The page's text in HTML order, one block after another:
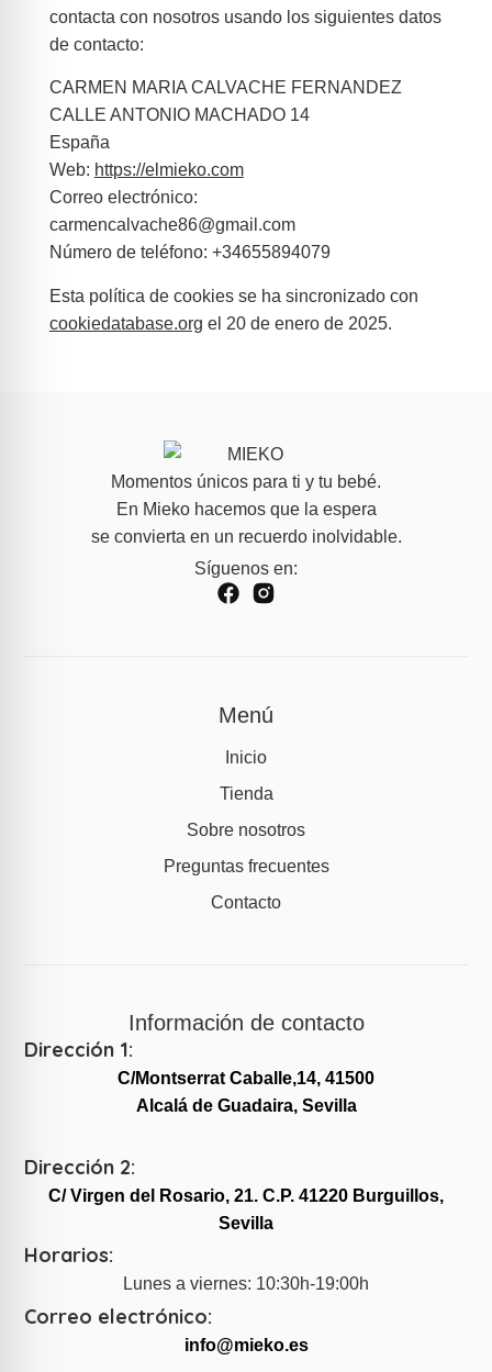
contacta con nosotros usando los siguientes datos
de contacto:
CARMEN MARIA CALVACHE FERNANDEZ
CALLE ANTONIO MACHADO 14
España
Web: https://elmieko.com
Correo electrónico:
carmencalvache86@gmail.com
Número de teléfono: +34655894079
Esta política de cookies se ha sincronizado con
cookiedatabase.org el 20 de enero de 2025.
Momentos únicos para ti y tu bebé.
En Mieko hacemos que la espera
se convierta en un recuerdo inolvidable.
Síguenos en:
Menú
Inicio
Tienda
Sobre nosotros
Preguntas frecuentes
Contacto
Información de contacto
Dirección 1:
C/Montserrat Caballe,14, 41500
Alcalá de Guadaira, Sevilla
Dirección 2:
C/ Virgen del Rosario, 21. C.P. 41220 Burguillos,
Sevilla
Horarios:
Lunes a viernes: 10:30h-19:00h
Correo electrónico:
info@mieko.es